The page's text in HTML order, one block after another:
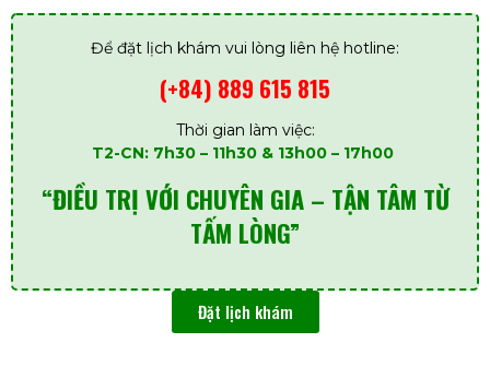
Để đặt lịch khám vui lòng liên hệ hotline:
(+84) 889 615 815
Thời gian làm việc:
T2-CN: 7h30 – 11h30 & 13h00 – 17h00
“ĐIỀU TRỊ VỚI CHUYÊN GIA – TẬN TÂM TỪ
TẤM LÒNG”
Đặt lịch khám